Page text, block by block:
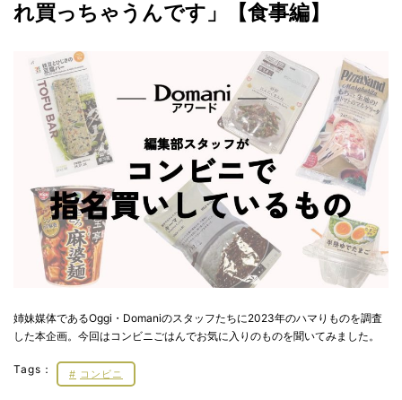
れ買っちゃうんです」【食事編】
姉妹媒体であるOggi・Domaniのスタッフたちに2023年のハマりものを調査
した本企画。今回はコンビニごはんでお気に入りのものを聞いてみました。
Tags： コンビニ